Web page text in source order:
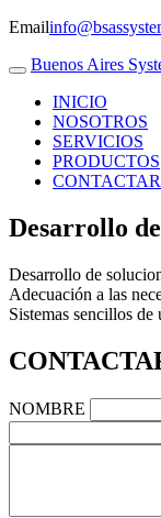
Email
Buenos Aires
INICIO
NOSOTROS
SERVICIOS
PRODUCTOS
CONTACTAR
Desarrollo
Desarrollo de
Adecuación a las
Sistemas sencillos
NOMBRE